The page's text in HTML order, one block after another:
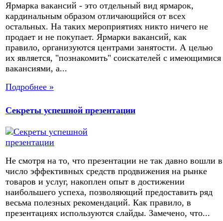
Ярмарка вакансий - это отдельный вид ярмарок,
кардинальным образом отличающийся от всех
остальных. На таких мероприятиях никто ничего не
продает и не покупает. Ярмарки вакансий, как
правило, организуются центрами занятости. А целью
их является, "познакомить" соискателей с имеющимися
вакансиями, а...
Подробнее »
Секреты успешной презентации
Не смотря на то, что презентации не так давно вошли в
число эффективных средств продвижения на рынке
товаров и услуг, накоплен опыт в достижении
наибольшего успеха, позволяющий предоставить ряд
весьма полезных рекомендаций. Как правило, в
презентациях используются слайды. Замечено, что...